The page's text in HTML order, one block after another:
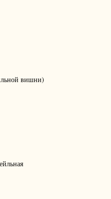
вишни)